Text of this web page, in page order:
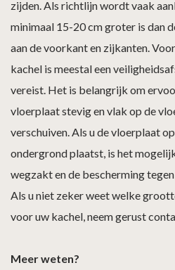
zijden. Als richtlijn wordt vaak
minimaal 15-20 cm groter is dan
aan de voorkant en zijkanten.
kachel is meestal een
vereist. Het is belangrijk om
vloerplaat stevig en vlak op de
verschuiven. Als u de vloerplaat
ondergrond plaatst, is het
wegzakt en de bescherming
Als u niet zeker weet welke
voor uw kachel, neem gerust
Meer weten?